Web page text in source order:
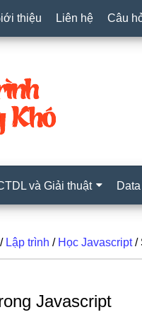
thiệu Liên hệ Câu
và Giải thuật
/ Lập trình / Học Javascript /
Javascript